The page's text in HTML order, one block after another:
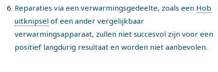
Reparaties via een verwarmingsgedeelte, zoals een Hob
uitknipsel of een ander vergelijkbaar
verwarmingsapparaat, zullen niet succesvol zijn voor een
positief langdurig resultaat en worden niet aanbevolen.